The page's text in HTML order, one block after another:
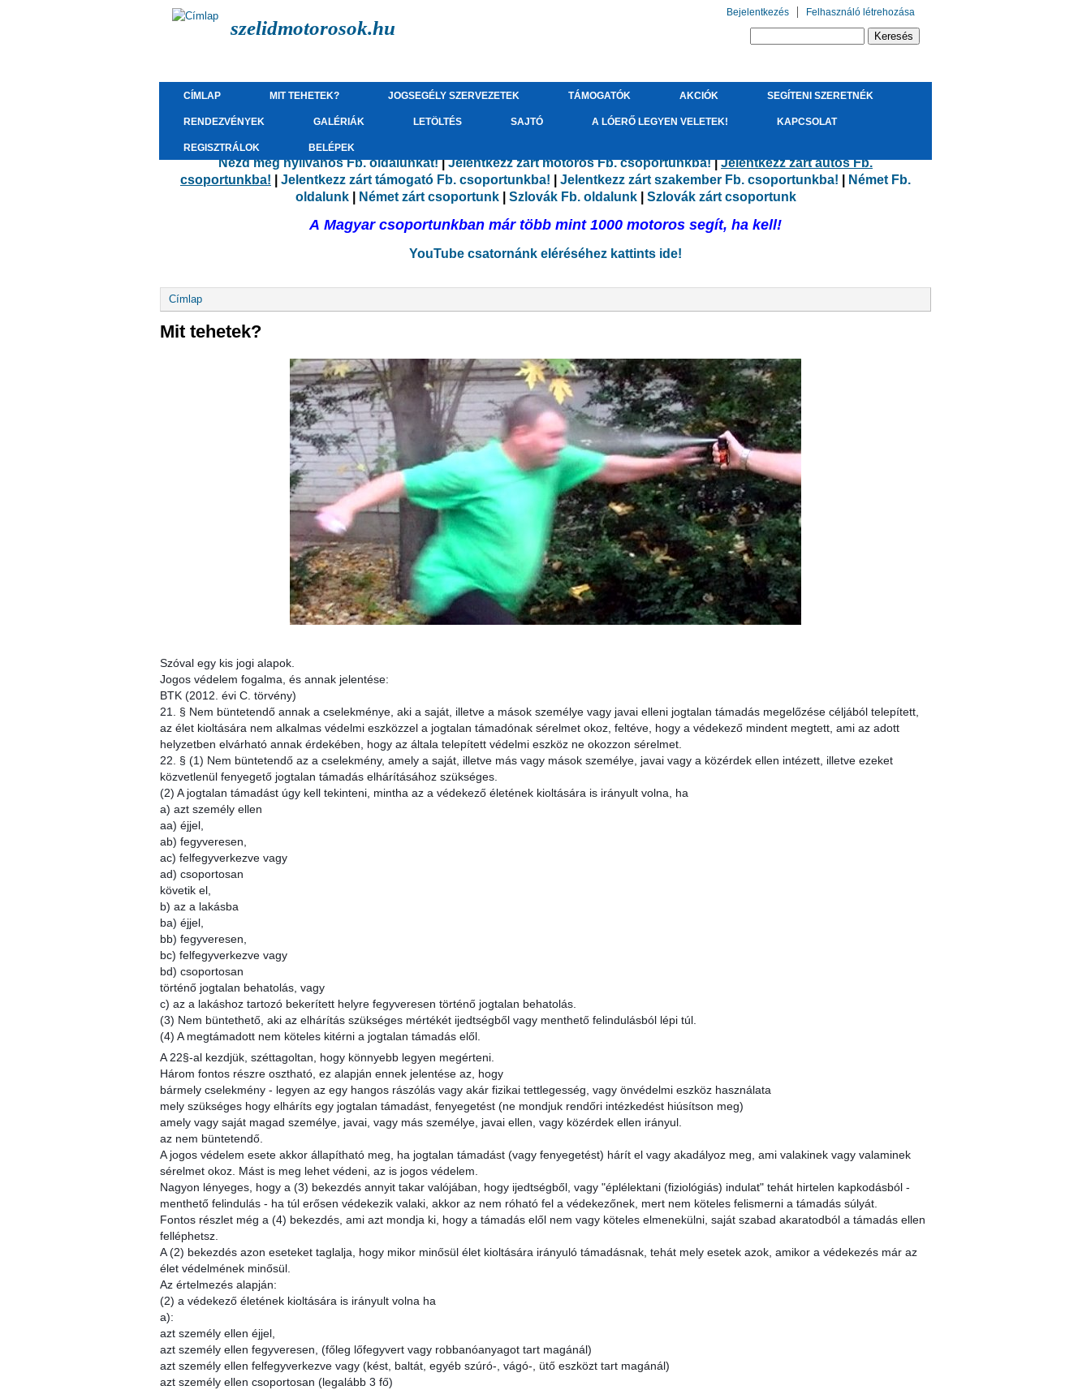
szelidmotorosok.hu
Bejelentkezés Felhasználó létrehozása
CÍMLAP MIT TEHETEK? JOGSEGÉLY SZERVEZETEK TÁMOGATÓK AKCIÓK SEGÍTENI SZERETNÉK
RENDEZVÉNYEK GALÉRIÁK LETÖLTÉS SAJTÓ A LÓERŐ LEGYEN VELETEK! KAPCSOLAT
REGISZTRÁLOK BELÉPEK
Nézd meg nyilvános Fb. oldalunkat!|Jelentkezz zárt motoros Fb. csoportunkba!|Jelentkezz zárt autós Fb.
csoportunkba!
Jelentkezz zárt támogató Fb. csoportunkba! Jelentkezz zárt szakember Fb. csoportunkba!
Német Fb.
oldalunk
Német zárt csoportunk Szlovák Fb. oldalunk Szlovák zárt csoportunk
A Magyar csoportunkban már több mint 1000 motoros segít, ha kell!
YouTube csatornánk eléréséhez kattints ide!
Jelenlegi hely
Címlap
Mit tehetek?
Szóval egy kis jogi alapok.
Jogos védelem fogalma, és annak jelentése:
BTK (2012. évi C. törvény)
21. § Nem büntetendő annak a cselekménye, aki a saját, illetve a mások személye vagy javai elleni jogtalan támadás megelőzése céljából telepített,
az élet kioltására nem alkalmas védelmi eszközzel a jogtalan támadónak sérelmet okoz, feltéve, hogy a védekező mindent megtett, ami az adott
helyzetben elvárható annak érdekében, hogy az általa telepített védelmi eszköz ne okozzon sérelmet.
22. § (1) Nem büntetendő az a cselekmény, amely a saját, illetve más vagy mások személye, javai vagy a közérdek ellen intézett, illetve ezeket
közvetlenül fenyegető jogtalan támadás elhárításához szükséges.
(2) A jogtalan támadást úgy kell tekinteni, mintha az a védekező életének kioltására is irányult volna, ha
a) azt személy ellen
aa) éjjel,
ab) fegyveresen,
ac) felfegyverkezve vagy
ad) csoportosan
követik el,
b) az a lakásba
ba) éjjel,
bb) fegyveresen,
bc) felfegyverkezve vagy
bd) csoportosan
történő jogtalan behatolás, vagy
c) az a lakáshoz tartozó bekerített helyre fegyveresen történő jogtalan behatolás.
(3) Nem büntethető, aki az elhárítás szükséges mértékét ijedtségből vagy menthető felindulásból lépi túl.
(4) A megtámadott nem köteles kitérni a jogtalan támadás elől.
A 22§-al kezdjük, széttagoltan, hogy könnyebb legyen megérteni.
Három fontos részre osztható, ez alapján ennek jelentése az, hogy
bármely cselekmény - legyen az egy hangos rászólás vagy akár fizikai tettlegesség, vagy önvédelmi eszköz használata
mely szükséges hogy elháríts egy jogtalan támadást, fenyegetést (ne mondjuk rendőri intézkedést hiúsítson meg)
amely vagy saját magad személye, javai, vagy más személye, javai ellen, vagy közérdek ellen irányul.
az nem büntetendő.
A jogos védelem esete akkor állapítható meg, ha jogtalan támadást (vagy fenyegetést) hárít el vagy akadályoz meg, ami valakinek vagy valaminek
sérelmet okoz. Mást is meg lehet védeni, az is jogos védelem.
Nagyon lényeges, hogy a (3) bekezdés annyit takar valójában, hogy ijedtségből, vagy "éplélektani (fiziológiás) indulat" tehát hirtelen kapkodásból -
menthető felindulás - ha túl erősen védekezik valaki, akkor az nem róható fel a védekezőnek, mert nem köteles felismerni a támadás súlyát.
Fontos részlet még a (4) bekezdés, ami azt mondja ki, hogy a támadás elől nem vagy köteles elmenekülni, saját szabad akaratodból a támadás ellen
felléphetsz.
A (2) bekezdés azon eseteket taglalja, hogy mikor minősül élet kioltására irányuló támadásnak, tehát mely esetek azok, amikor a védekezés már az
élet védelmének minősül.
Az értelmezés alapján:
(2) a védekező életének kioltására is irányult volna ha
a):
azt személy ellen éjjel,
azt személy ellen fegyveresen, (főleg lőfegyvert vagy robbanóanyagot tart magánál)
azt személy ellen felfegyverkezve vagy (kést, baltát, egyéb szúró-, vágó-, ütő eszközt tart magánál)
azt személy ellen csoportosan (legalább 3 fő)